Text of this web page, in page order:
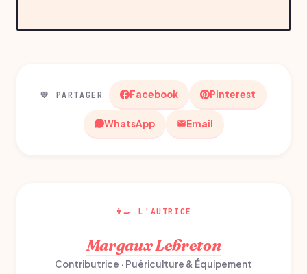
💛 PARTAGER Facebook Pinterest
WhatsApp Email
👩‍🍳 L'AUTRICE
Margaux Lebreton
Contributrice · Puériculture & Équipement